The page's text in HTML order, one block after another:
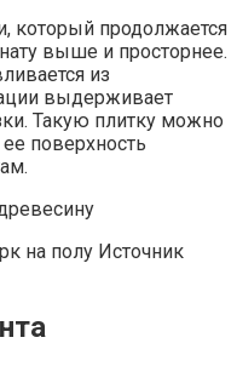
который продолжается
выше и просторнее.
из
выдерживает
Такую плитку можно
поверхность
на полу Источник